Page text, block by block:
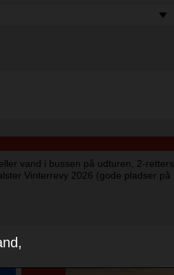
vand i bussen på udturen, 2-retters
Vinterrevy 2026 (gode pladser på